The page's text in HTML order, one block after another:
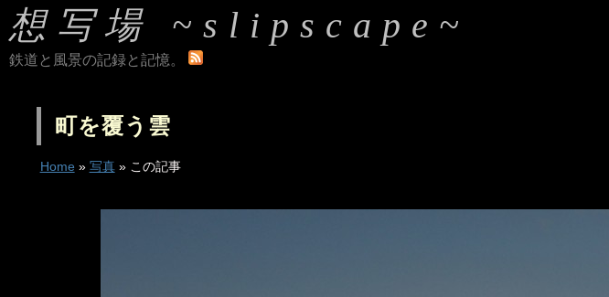
想写場 ~slipscape~
鉄道と風景の記録と記憶。
町を覆う雲
Home » 写真» この記事